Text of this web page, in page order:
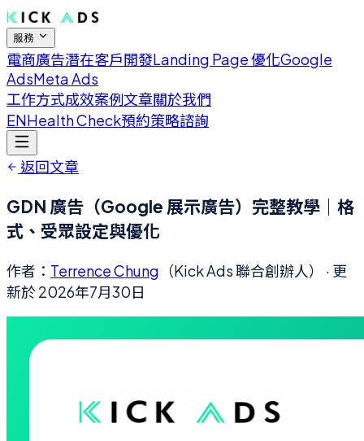
服務
電商廣告潛在客戶開發Landing Page 優化Google
AdsMeta Ads
工作方式成效案例文章關於我們
ENHealth Check預約策略諮詢
返回文章
GDN 廣告（Google 展示廣告）完整教學｜格
式、受眾設定與優化
作者： Terrence Chung （Kick Ads 聯合創辦人）
· 更
新於2026年7月30日